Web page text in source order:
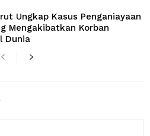
Ungkap Kasus Penganiayaan
Mengakibatkan Korban
Dunia